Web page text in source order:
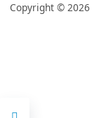
Copyright © 2026